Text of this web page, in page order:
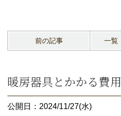
前の記事 一覧
暖房器具とかかる費用
公開日：2024/11/27(水)